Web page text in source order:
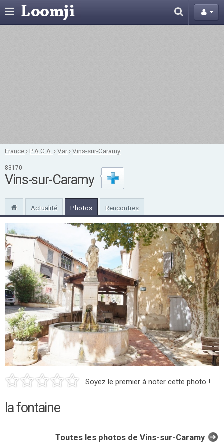
France ›P.A.C.A. ›Var›Vins-sur-Caramy
83170
Vins-sur-Caramy
Actualité Photos Rencontres
Soyez le premier à noter cette photo !
la fontaine
Toutes les photos de Vins-sur-Caramy